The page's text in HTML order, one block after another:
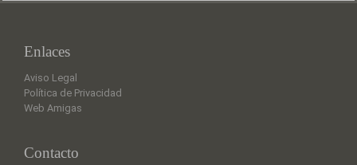
Enlaces
Aviso Legal
Política de Privacidad
Web Amigas
Contacto